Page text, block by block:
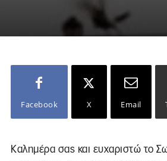
Facebook X Email
Καλημέρα σας και ευχαριστώ το